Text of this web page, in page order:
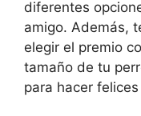
diferentes
amigo. Además,
elegir el premio
tamaño de tu
para hacer